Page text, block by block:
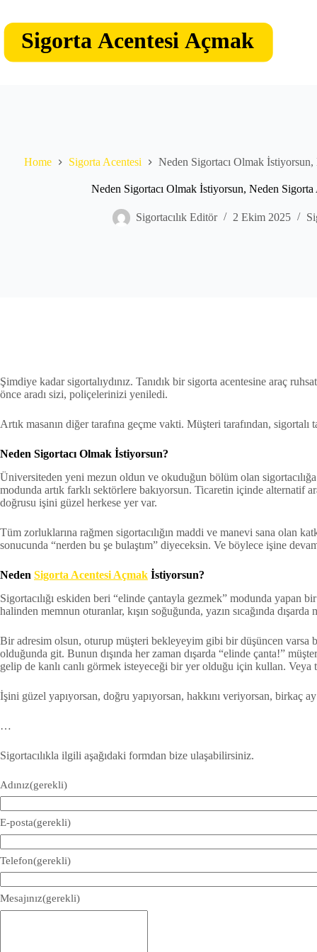
content
Home Sigorta Acentesi Neden Sigortacı Olmak
Neden Sigortacı Olmak İstiyorsun, Neden
Sigortacılık Editör 2 Ekim 2025
Şimdiye kadar sigortalıydınız. Tanıdık bir sigorta acentesine araç
önce aradı sizi, poliçelerinizi yeniledi.
Artık masanın diğer tarafına geçme vakti. Müşteri tarafından, sigortalı
Neden Sigortacı Olmak İstiyorsun?
Üniversiteden yeni mezun oldun ve okuduğun bölüm olan
modunda artık farklı sektörlere bakıyorsun. Ticaretin içinde alternatif
doğrusu işini güzel herkese yer var.
Tüm zorluklarına rağmen sigortacılığın maddi ve manevi sana olan
sonucunda “nerden bu şe bulaştım” diyeceksin. Ve böylece işine
Neden Sigorta Acentesi Açmak İstiyorsun?
Sigortacılığı eskiden beri “elinde çantayla gezmek” modunda yapan
halinden memnun oturanlar, kışın soğuğunda, yazın sıcağında
Bir adresim olsun, oturup müşteri bekleyeyim gibi bir düşüncen varsa
olduğunda git. Bunun dışında her zaman dışarda “elinde çanta!”
gelip de kanlı canlı görmek isteyeceği bir yer olduğu için kullan. Veya
İşini güzel yapıyorsan, doğru yapıyorsan, hakkını veriyorsan, birkaç
…
Sigortacılıkla ilgili aşağıdaki formdan bize ulaşabilirsiniz.
Adınız(gerekli)
E-posta(gerekli)
Telefon(gerekli)
Mesajınız(gerekli)